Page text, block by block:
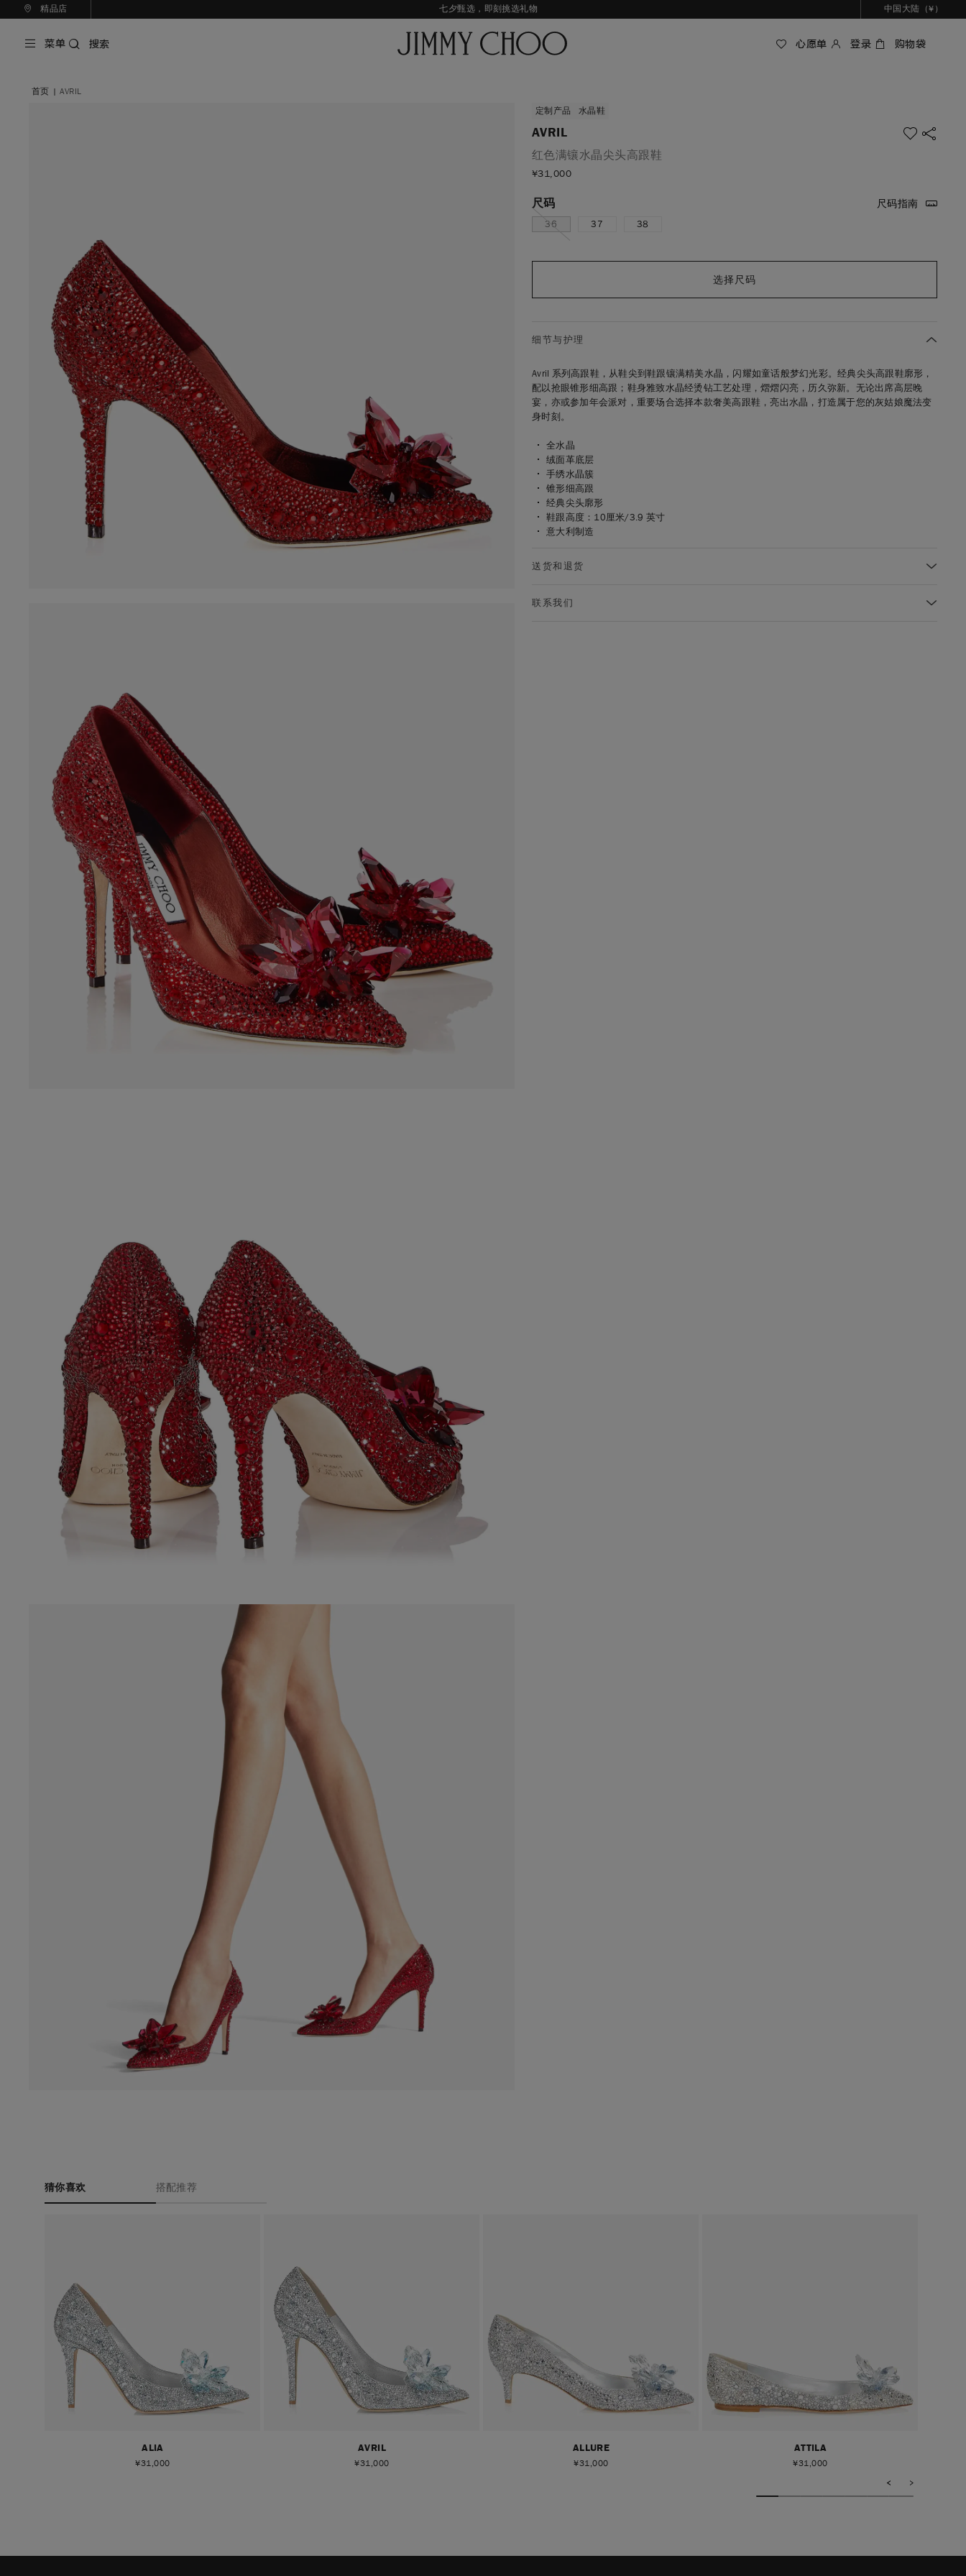
精品店
七夕甄选，即刻挑选礼物
经典婚嫁系列，尊享专属婚嫁礼赠
中国大陆（¥）
菜单 搜索 心愿单 登录 购物袋
首页 | AVRIL
定制产品
水晶鞋
AVRIL
红色满镶水晶尖头高跟鞋
¥31,000
尺码 尺码指南
36 37 38
选择尺码
细节与护理
Avril 系列高跟鞋，从鞋尖到鞋跟镶满精美水晶，闪耀如童话般梦幻光彩。经典尖头高跟鞋廓形，
配以抢眼锥形细高跟；鞋身雅致水晶经烫钻工艺处理，熠熠闪亮，历久弥新。无论出席高层晚
宴，亦或参加年会派对，重要场合选择本款奢美高跟鞋，亮出水晶，打造属于您的灰姑娘魔法变
身时刻。
全水晶
绒面革底层
手绣水晶簇
锥形细高跟
经典尖头廓形
鞋跟高度：10厘米/3.9 英寸
意大利制造
送货和退货
联系我们
猜你喜欢 搭配推荐
ALIA
¥31,000
AVRIL
¥31,000
ALLURE
¥31,000
ATTILA
¥31,000
<
>